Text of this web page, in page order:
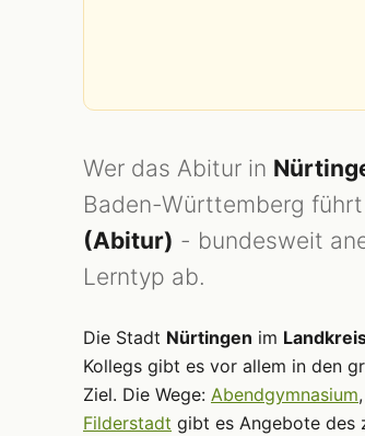
Wer das Abitur in
Baden-Württemberg
(Abitur) - bundesweit
Lerntyp ab.
Die Stadt Nürtingen im
Kollegs gibt es vor allem in den
Ziel. Die Wege: Abendgymnasium,
Filderstadt gibt es Angebote des